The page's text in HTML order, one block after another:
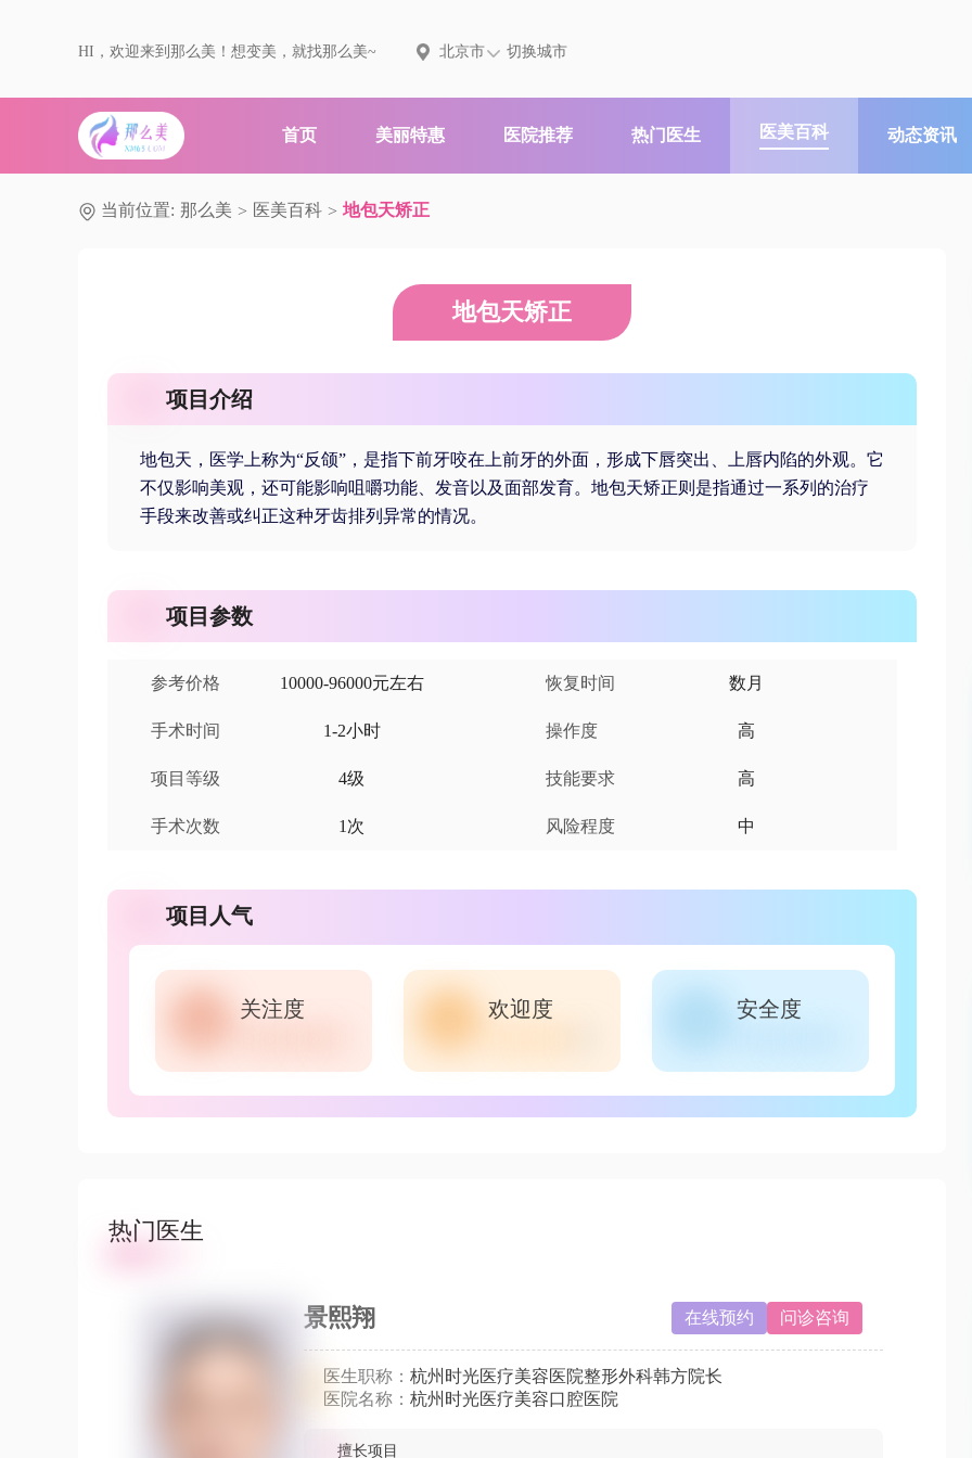
HI，欢迎来到那么美！想变美，就找那么美~ 北京市 切换城市
首页 美丽特惠 医院推荐 热门医生 医美百科 动态资讯
当前位置: 那么美 > 医美百科 > 地包天矫正
地包天矫正
项目介绍
地包天，医学上称为“反颌”，是指下前牙咬在上前牙的外面，形成下唇突出、上唇内陷的外观。它
不仅影响美观，还可能影响咀嚼功能、发音以及面部发育。地包天矫正则是指通过一系列的治疗
手段来改善或纠正这种牙齿排列异常的情况。
项目参数
参考价格 10000-96000元左右 恢复时间 数月
手术时间 1-2小时 操作度 高
项目等级 4级 技能要求 高
手术次数 1次 风险程度 中
项目人气
关注度 欢迎度 安全度
热门医生
景熙翔 在线预约 问诊咨询
医生职称： 杭州时光医疗美容医院整形外科韩方院长
医院名称： 杭州时光医疗美容口腔医院
擅长项目